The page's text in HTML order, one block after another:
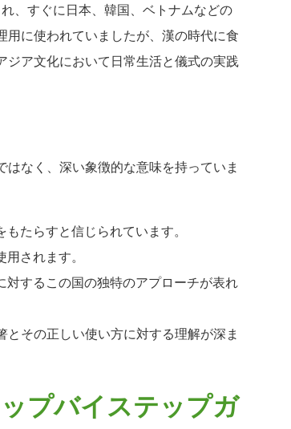
、すぐに日本、韓国、ベトナムなどの
に使われていましたが、漢の時代に食
ア文化において日常生活と儀式の実践
なく、深い象徴的な意味を持っていま
たらすと信じられています。
されます。
するこの国の独特のアプローチが表れ
その正しい使い方に対する理解が深ま
プバイステップガ